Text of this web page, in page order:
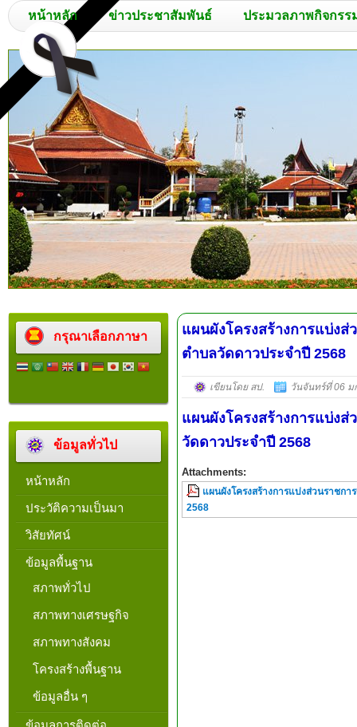
หน้าหลัก ข่าวประชาสัมพันธ์ ประมวลภาพกิจกรร
กรุณาเลือกภาษา
ข้อมูลทั่วไป
หน้าหลัก
ประวัติความเป็นมา
วิสัยทัศน์
ข้อมูลพื้นฐาน
สภาพทั่วไป
สภาพทางเศรษฐกิจ
สภาพทางสังคม
โครงสร้างพื้นฐาน
ข้อมูลอื่น ๆ
แผนผังโครงสร้างการแบ่ง
ตำบลวัดดาวประจำปี 2568
เขียนโดย สป. วันจันทร์ที่ 06 ม
แผนผังโครงสร้างการแบ่ง
วัดดาวประจำปี 2568
Attachments:
แผนผังโครงสร้างการแบ่งส่วนราชก
2568